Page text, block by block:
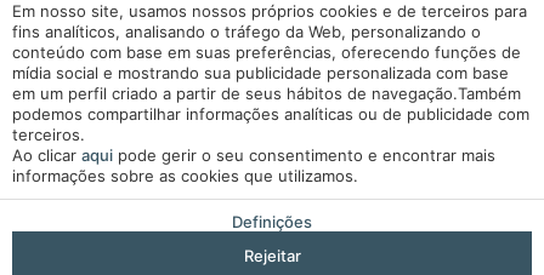
Aviso Legal
Política de Cookies
Cookies Settings
Livro de Reclamações
Desenvolvido por Mirai
Em nosso site, usamos nossos próprios cookies e de terceiros para
fins analíticos, analisando o tráfego da Web, personalizando o
conteúdo com base em suas preferências, oferecendo funções de
mídia social e mostrando sua publicidade personalizada com base
em um perfil criado a partir de seus hábitos de navegação.Também
podemos compartilhar informações analíticas ou de publicidade com
terceiros.
Ao clicar aqui pode gerir o seu consentimento e encontrar mais
informações sobre as cookies que utilizamos.
Definições
Rejeitar